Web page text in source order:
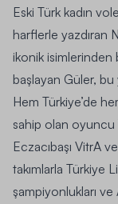
Eski Türk kadın
harflerle yazdıran
ikonik isimlerinden
başlayan Güler, bu
Hem Türkiye’de
sahip olan oyuncu
Eczacıbaşı VitrA
takımlarla Türkiye
şampiyonlukları